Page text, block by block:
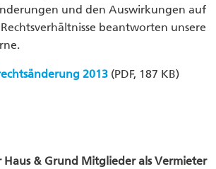
und den Auswirkungen auf
beantworten unsere
2013 (PDF, 187 KB)
& Grund Mitglieder als Vermieter